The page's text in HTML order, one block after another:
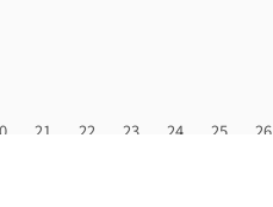
21 22 23 24 25 26